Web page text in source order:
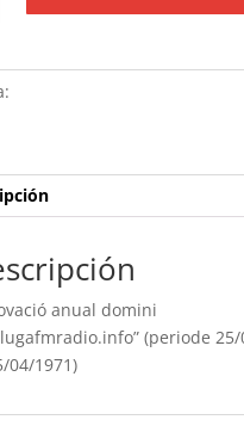
anual domini
(periode
04/1971)